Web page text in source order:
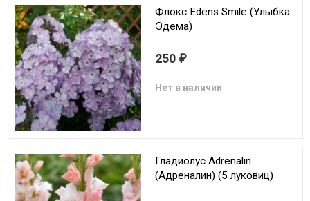
Флокс Edens Smile (Улыбка
Эдема)
250 ₽
Нет в наличии
Гладиолус Adrenalin
(Адреналин) (5 луковиц)